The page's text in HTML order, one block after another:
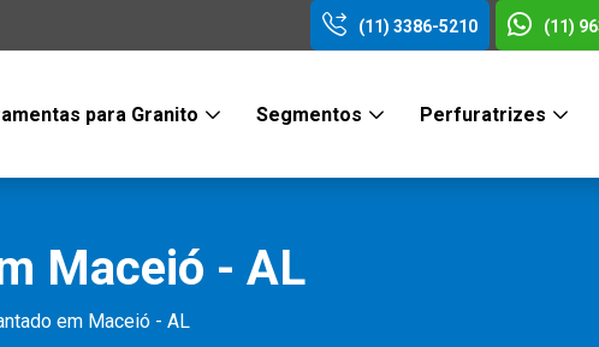
(11) 3386-5210 (11)
para Granito Segmentos Perfuratrizes
Maceió - AL
em Maceió - AL